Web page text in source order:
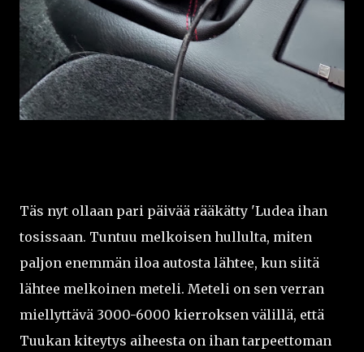
Täs nyt ollaan pari päivää rääkätty 'Ludea ihan
tosissaan. Tuntuu melkoisen hullulta, miten
paljon enemmän iloa autosta lähtee, kun siitä
lähtee melkoinen meteli. Meteli on sen verran
miellyttävä 3000-6000 kierroksen välillä, että
Tuukan kiteytys aiheesta on ihan tarpeettoman